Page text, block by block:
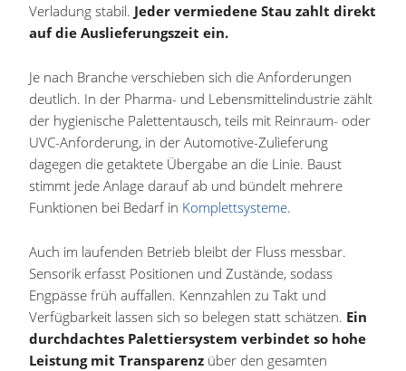
Verladung stabil. Jeder vermiedene Stau zahlt direkt
auf die Auslieferungszeit ein.
Je nach Branche verschieben sich die Anforderungen
deutlich. In der Pharma- und Lebensmittelindustrie zählt
der hygienische Palettentausch, teils mit Reinraum- oder
UVC-Anforderung, in der Automotive-Zulieferung
dagegen die getaktete Übergabe an die Linie. Baust
stimmt jede Anlage darauf ab und bündelt mehrere
Funktionen bei Bedarf in Komplettsysteme.
Auch im laufenden Betrieb bleibt der Fluss messbar.
Sensorik erfasst Positionen und Zustände, sodass
Engpässe früh auffallen. Kennzahlen zu Takt und
Verfügbarkeit lassen sich so belegen statt schätzen. Ein
durchdachtes Palettiersystem verbindet so hohe
Leistung mit Transparenz über den gesamten